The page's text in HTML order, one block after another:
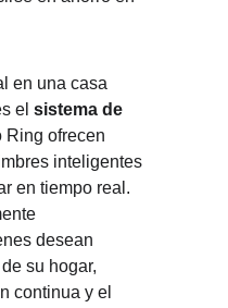
en una casa
el sistema de
Ring ofrecen
inteligentes
en tiempo real.
desean
su hogar,
continua y el